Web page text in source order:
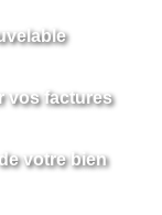
vos factures
votre bien